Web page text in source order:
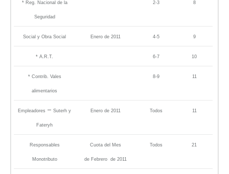
* Reg. Nacional de la
Seguridad
2-3 8
Social y Obra Social Enero de 2011 4-5 9
* A.R.T. 6-7 10
* Contrib. Vales
alimentarios
8-9 11
Empleadores – Suterh y
Fateryh
Enero de 2011 Todos 11
Responsables
Monotributo
Cuota del Mes
de Febrero de 2011
Todos 21